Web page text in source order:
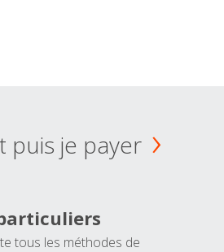
puis je payer
tous les méthodes de